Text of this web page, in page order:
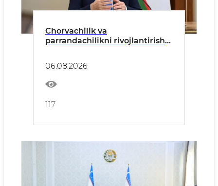
Chorvachilik va
parrandachilikni rivojlantirish
06.08.2026
117